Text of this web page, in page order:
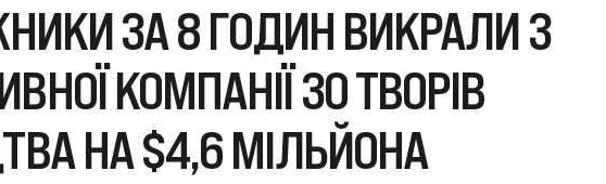
ЗА 8 ГОДИН ВИКРАЛИ З
КОМПАНІЇ 30 ТВОРІВ
НА $4,6 МІЛЬЙОНА